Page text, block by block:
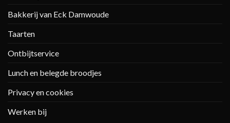
Bakkerij van Eck Damwoude
Taarten
Ontbijtservice
Lunch en belegde broodjes
Privacy en cookies
Werken bij